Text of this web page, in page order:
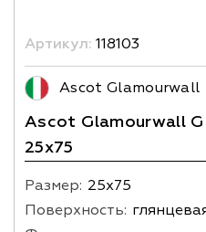
Артикул: 118103
Ascot Glamourwall
Ascot Glamourwall
25x75
Размер: 25х75
Поверхность: